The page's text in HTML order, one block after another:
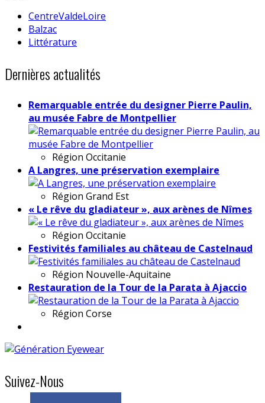
CentreValdeLoire
Balzac
Littérature
Dernières actualités
Remarquable entrée du designer Pierre Paulin,
au musée Fabre de Montpellier
Région Occitanie
A Langres, une préservation exemplaire
Région Grand Est
« Le rêve du gladiateur », aux arènes de Nîmes
Région Occitanie
Festivités familiales au château de Castelnaud
Région Nouvelle-Aquitaine
Restauration de la Tour de la Parata à Ajaccio
Région Corse
Suivez-Nous